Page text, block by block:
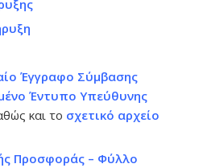
Έγγραφο Σύμβασης
Έντυπο Υπεύθυνης
και το σχετικό αρχείο
Προσφοράς – Φύλλο